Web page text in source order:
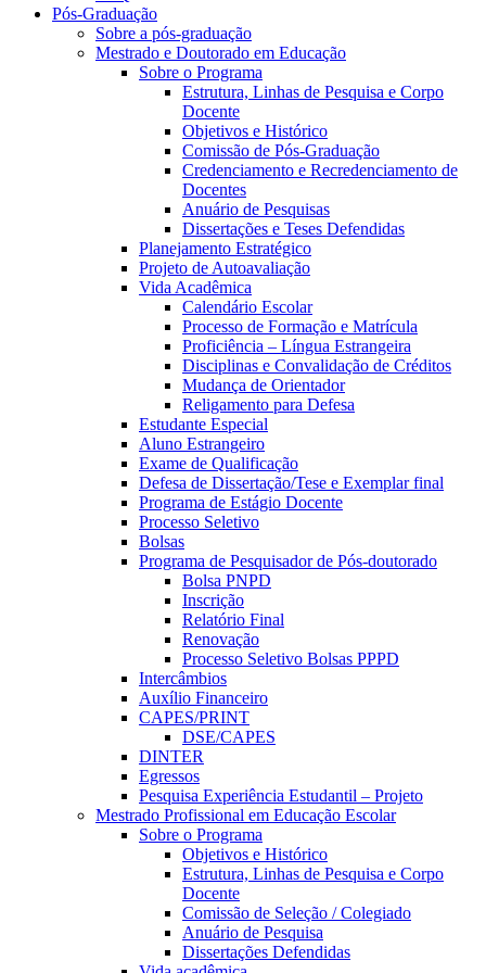
Pós-Graduação
Sobre a pós-graduação
Mestrado e Doutorado em Educação
Sobre o Programa
Estrutura, Linhas de Pesquisa e Corpo
Docente
Objetivos e Histórico
Comissão de Pós-Graduação
Credenciamento e Recredenciamento de
Docentes
Anuário de Pesquisas
Dissertações e Teses Defendidas
Planejamento Estratégico
Projeto de Autoavaliação
Vida Acadêmica
Calendário Escolar
Processo de Formação e Matrícula
Proficiência – Língua Estrangeira
Disciplinas e Convalidação de Créditos
Mudança de Orientador
Religamento para Defesa
Estudante Especial
Aluno Estrangeiro
Exame de Qualificação
Defesa de Dissertação/Tese e Exemplar final
Programa de Estágio Docente
Processo Seletivo
Bolsas
Programa de Pesquisador de Pós-doutorado
Bolsa PNPD
Inscrição
Relatório Final
Renovação
Processo Seletivo Bolsas PPPD
Intercâmbios
Auxílio Financeiro
CAPES/PRINT
DSE/CAPES
DINTER
Egressos
Pesquisa Experiência Estudantil – Projeto
Mestrado Profissional em Educação Escolar
Sobre o Programa
Objetivos e Histórico
Estrutura, Linhas de Pesquisa e Corpo
Docente
Comissão de Seleção / Colegiado
Anuário de Pesquisa
Dissertações Defendidas